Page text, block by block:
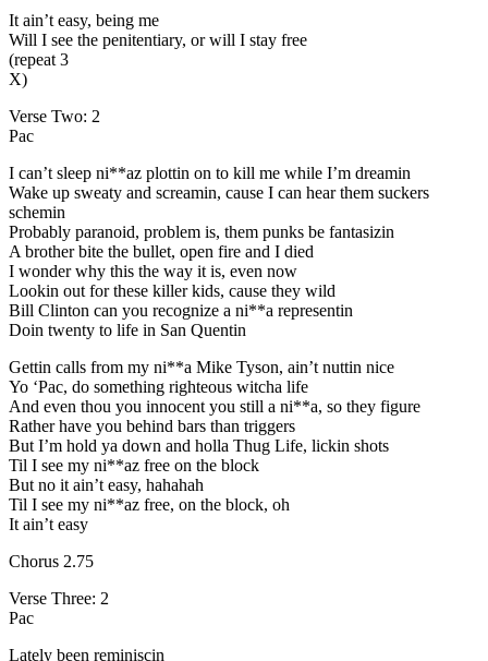
It ain’t easy, being me
Will I see the penitentiary, or will I stay free
(repeat 3
X)
Verse Two: 2
Pac
I can’t sleep ni**az plottin on to kill me while I’m dreamin
Wake up sweaty and screamin, cause I can hear them suckers
schemin
Probably paranoid, problem is, them punks be fantasizin
A brother bite the bullet, open fire and I died
I wonder why this the way it is, even now
Lookin out for these killer kids, cause they wild
Bill Clinton can you recognize a ni**a representin
Doin twenty to life in San Quentin
Gettin calls from my ni**a Mike Tyson, ain’t nuttin nice
Yo ‘Pac, do something righteous witcha life
And even thou you innocent you still a ni**a, so they figure
Rather have you behind bars than triggers
But I’m hold ya down and holla Thug Life, lickin shots
Til I see my ni**az free on the block
But no it ain’t easy, hahahah
Til I see my ni**az free, on the block, oh
It ain’t easy
Chorus 2.75
Verse Three: 2
Pac
Lately been reminiscin